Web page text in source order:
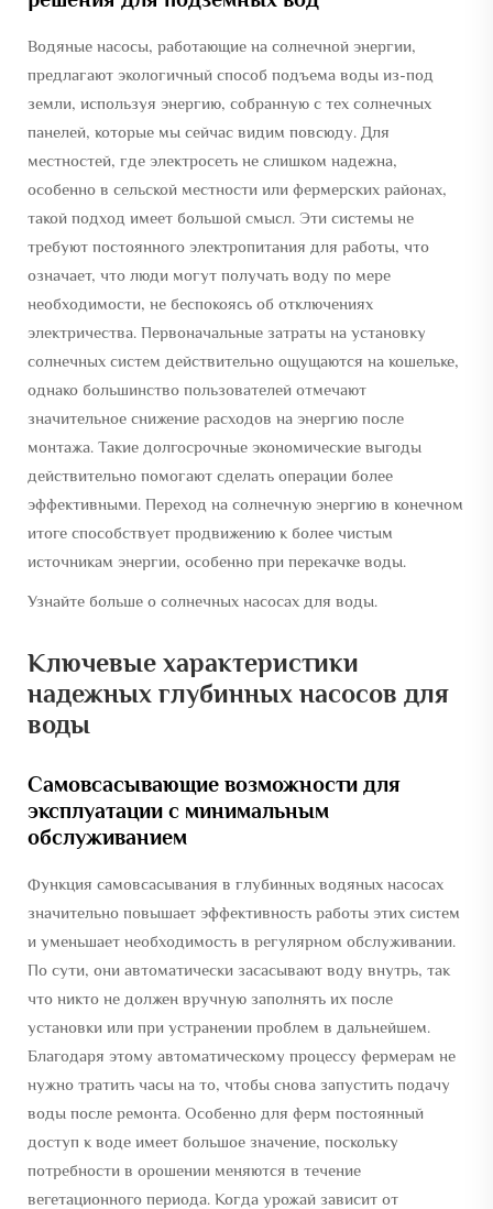
Водяные насосы, работающие на солнечной энергии,
предлагают экологичный способ подъема воды из-под
земли, используя энергию, собранную с тех солнечных
панелей, которые мы сейчас видим повсюду. Для
местностей, где электросеть не слишком надежна,
особенно в сельской местности или фермерских районах,
такой подход имеет большой смысл. Эти системы не
требуют постоянного электропитания для работы, что
означает, что люди могут получать воду по мере
необходимости, не беспокоясь об отключениях
электричества. Первоначальные затраты на установку
солнечных систем действительно ощущаются на кошельке,
однако большинство пользователей отмечают
значительное снижение расходов на энергию после
монтажа. Такие долгосрочные экономические выгоды
действительно помогают сделать операции более
эффективными. Переход на солнечную энергию в конечном
итоге способствует продвижению к более чистым
источникам энергии, особенно при перекачке воды.
Узнайте больше о солнечных насосах для воды.
Ключевые характеристики
надежных глубинных насосов для
воды
Самовсасывающие возможности для
эксплуатации с минимальным
обслуживанием
Функция самовсасывания в глубинных водяных насосах
значительно повышает эффективность работы этих систем
и уменьшает необходимость в регулярном обслуживании.
По сути, они автоматически засасывают воду внутрь, так
что никто не должен вручную заполнять их после
установки или при устранении проблем в дальнейшем.
Благодаря этому автоматическому процессу фермерам не
нужно тратить часы на то, чтобы снова запустить подачу
воды после ремонта. Особенно для ферм постоянный
доступ к воде имеет большое значение, поскольку
потребности в орошении меняются в течение
вегетационного периода. Когда урожай зависит от